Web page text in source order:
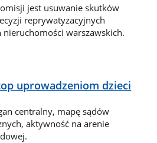
jest usuwanie skutków
reprywatyzacyjnych
nieruchomości warszawskich.
uprowadzeniom dzieci
centralny, mapę sądów
aktywność na arenie